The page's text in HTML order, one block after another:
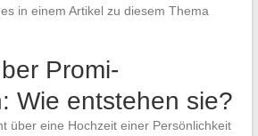
in einem Artikel zu diesem Thema
Promi-
Wie entstehen sie?
über eine Hochzeit einer Persönlichkeit